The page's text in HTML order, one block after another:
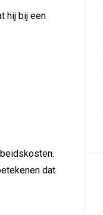
hij bij een
dat